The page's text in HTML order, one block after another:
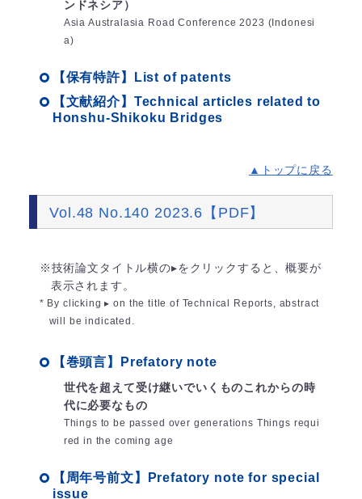
ンドネシア）
Asia Australasia Road Conference 2023 (Indonesi
a)
【保有特許】List of patents
【文献紹介】Technical articles related to
Honshu-Shikoku Bridges
▲トップに戻る
Vol.48 No.140 2023.6【PDF】
※技術論文タイトル横の▸をクリックすると、概要が
表示されます。
* By clicking ▸ on the title of Technical Reports, abstract
will be indicated.
【巻頭言】Prefatory note
世代を超えて受け継いでいくものこれからの時
代に必要なもの
Things to be passed over generations Things requi
red in the coming age
【周年号前文】Prefatory note for special
issue